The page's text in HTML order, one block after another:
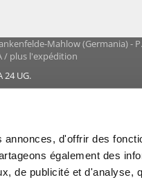
d'offrir des
également des
de publicité et d'analyse,
Mahlow (Germania) -
/ plus l'expédition
24 UG.